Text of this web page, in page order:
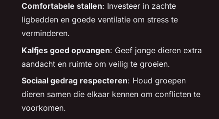
Comfortabele stallen: Investeer in zachte
ligbedden en goede ventilatie om stress te
verminderen.
Kalfjes goed opvangen: Geef jonge dieren extra
aandacht en ruimte om veilig te groeien.
Sociaal gedrag respecteren: Houd groepen
dieren samen die elkaar kennen om conflicten te
voorkomen.